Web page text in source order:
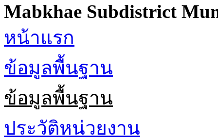
Mabkhae Subdistrict
หน้าแรก
ข้อมูลพื้นฐาน
ข้อมูลพื้นฐาน
ประวัติหน่วยงาน